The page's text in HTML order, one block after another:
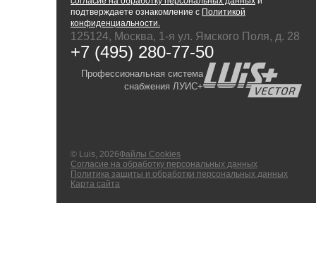
подтверждаете ознакомление с Политикой
конфиденциальности.
125124, Москва, 1-я ул. Ямского Поля, д. 28
+7 (495) 280-77-50
Профессиональная система
снабжения ЛУИС+
© Luis, 2026Файлы Cookies
Согласие на обработку персональных данных
Политика защиты и обработки персональных данных
Карта сайта